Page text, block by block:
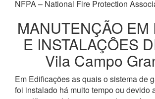
NFPA – National Fire Protection
MANUTENÇÃO EM
E INSTALAÇÔES
Vila Campo
Em Edificações as quais o sistema de
foi instalado há muito tempo ou devido